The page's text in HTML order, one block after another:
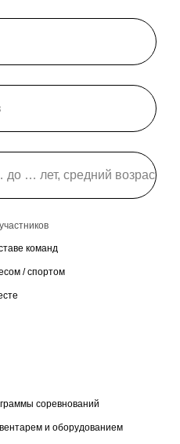
команд
/ спортом
соревнований
и оборудованием